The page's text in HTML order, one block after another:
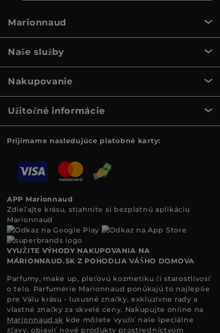
Marionnaud
Naše služby
Nakupovanie
Užitočné informácie
Prijímame nasledujúce platobné karty:
APP Marionnaud
Zdieľajte krásu, stiahnite si bezplatnú aplikáciu
Marionnaud
VYUŽITE VÝHODY NAKUPOVANIA NA
MARIONNAUD.SK Z POHODLIA VÁŠHO DOMOVA
Parfumy, make up, pleťovú kozmetiku či starostlivosť
o telo. Parfumérie Marionnaud ponúkajú to najlepšie
pre Vašu krásu - luxusné značky, exkluzívne rady a
vlastné značky za skvelé ceny. Nakupujte online na
Marionnaud.sk kde môžete využiť naše špeciálne
zľavy, objaviť nové produkty prostredníctvom